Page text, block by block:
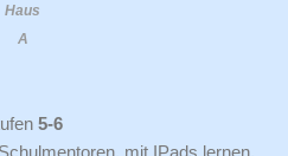
Haus
A
5-6
mit IPads lernen,